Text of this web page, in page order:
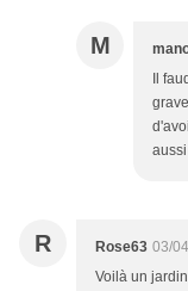
M
Il
aussi
R Rose63 03/
Voilà un